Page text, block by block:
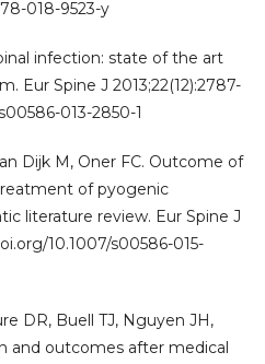
018-9523-y
infection: state of the art
Eur Spine J 2013;22(12):2787-
013-2850-1
Dijk M, Oner FC. Outcome of
of pyogenic
literature review. Eur Spine J
10.1007/s00586-015-
DR, Buell TJ, Nguyen JH,
and outcomes after medical